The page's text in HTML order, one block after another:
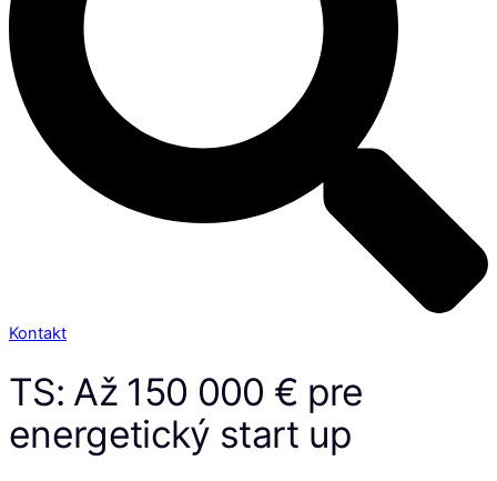
Kontakt
TS: Až 150 000 € pre
energetický start up